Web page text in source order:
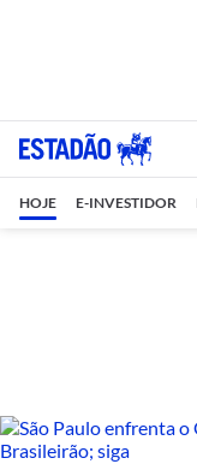
HOJE E-INVESTIDOR